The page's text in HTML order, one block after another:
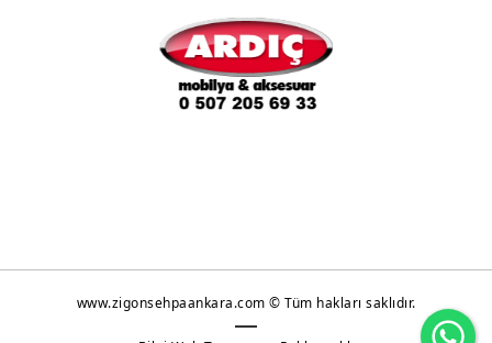
www.zigonsehpaankara.com © Tüm hakları saklıdır.